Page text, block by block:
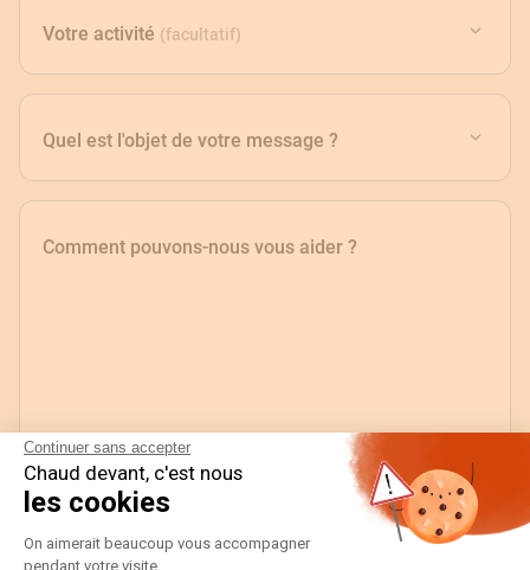
Continuer sans accepter
Chaud devant, c'est nous
les cookies
Plateforme de Gestion du
On aimerait beaucoup vous accompagner
pendant votre visite...
Votre activité (facultatif)
Quel est l'objet de votre message ?
Comment pouvons-nous vous aider ?
Envoyer